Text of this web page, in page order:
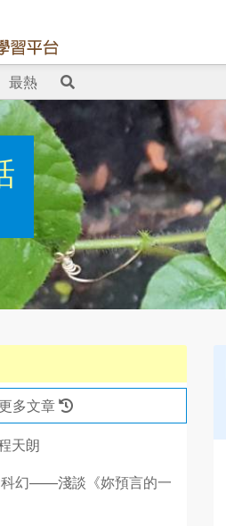
最熱
多文章
天朗
科幻——淺談《妳預言的一